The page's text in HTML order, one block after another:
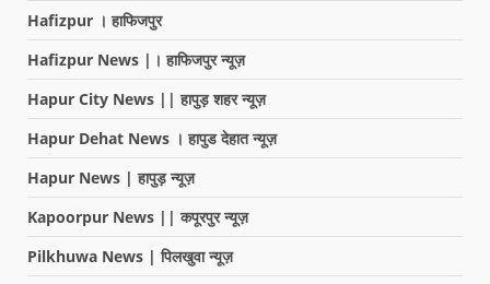
Hafizpur । हाफिजपुर
Hafizpur News |। हाफिजपुर न्यूज़
Hapur City News || हापुड़ शहर न्यूज़
Hapur Dehat News । हापुड देहात न्यूज़
Hapur News | हापुड़ न्यूज़
Kapoorpur News || कपूरपुर न्यूज़
Pilkhuwa News | पिलखुवा न्यूज़